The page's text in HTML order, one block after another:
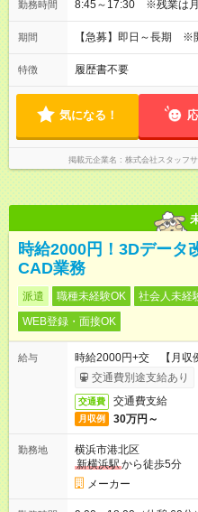
勤務時間 8:45～17:30 ※残業は月
期間 【急募】即日～長期 ※
特徴 履歴書不要
気になる！
掲載元企業名 株式会社スタッフ
時給2000円！3Dデータ
CAD業務
派遣 職種未経験OK 社会人未経
WEB登録・面接OK
給与
時給2000円+交 【月収
交通費別途支給あり
交通費 交通費支給
月収例 30万円～
勤務地
横浜市港北区
新横浜駅から徒歩5分
メーカー